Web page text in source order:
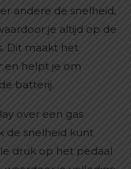
andere de snelheid,
je altijd op de
Dit maakt het
en helpt je om
batterij.
over een gas
de snelheid kunt
druk op het pedaal